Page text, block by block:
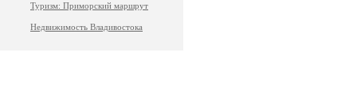
Туризм: Приморский маршрут
Недвижимость Владивостока